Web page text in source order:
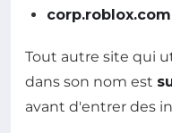
corp.roblox.com
Tout autre site qui
dans son nom est
avant d'entrer des